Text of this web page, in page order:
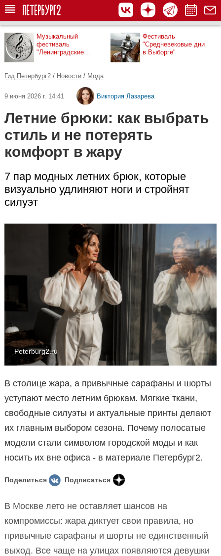
Музыкальный
фестиваль
"Ленинградские
Фестиваль
"Средневековые дни
в Выборге"
Гид Петербург2 / Новости / Мода
9 июня 2026 г. 14:41 Виктория Лазарева
Летние брюки: как выбрать
стиль и не потерять
комфорт в жару
7 пар модных летних брюк, которые
визуально удлиняют ноги и стройнят
силуэт
Peterburg2.ru
В столице жара, а привычные сарафаны и шорты
уступают место летним брюкам. Мягкие ткани,
свободные силуэты и актуальные принты делают
их главным выбором сезона. Почему полосатые
модели стали символом городской моды и как
носить их вне офиса - в материале Петербург2.
Поделиться Подписаться
В Москве лето не оставляет шансов на
компромиссы: жара диктует свои правила, но
привычные сарафаны и шорты не единственный
выход. Все чаще на улицах появляются девушки